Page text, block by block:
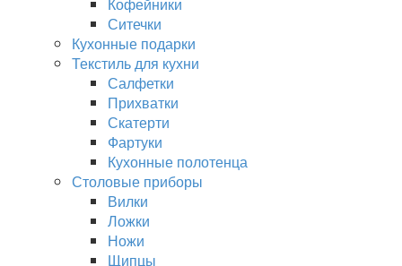
Ситечки
Кухонные подарки
Текстиль для кухни
Салфетки
Прихватки
Скатерти
Фартуки
Кухонные полотенца
Столовые приборы
Вилки
Ложки
Ножи
Щипцы